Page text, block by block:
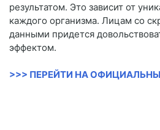
результатом. Это зависит от
каждого организма. Лицам со
данными придется
эффектом.
>>> ПЕРЕЙТИ НА